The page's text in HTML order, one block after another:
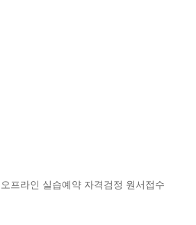
오프라인 실습예약 자격검정 원서접수